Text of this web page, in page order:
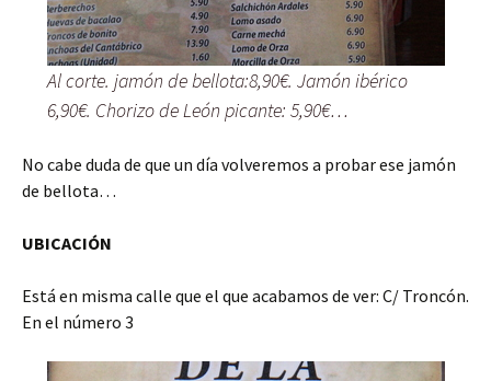
Al corte. jamón de bellota:8,90€. Jamón ibérico
6,90€. Chorizo de León picante: 5,90€…
No cabe duda de que un día volveremos a probar ese jamón
de bellota…
UBICACIÓN
Está en misma calle que el que acabamos de ver: C/ Troncón.
En el número 3